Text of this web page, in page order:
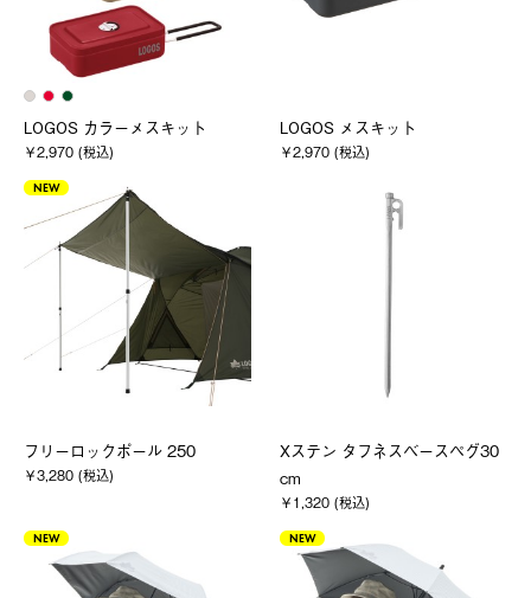
LOGOS カラーメスキット
￥2,970 (税込)
LOGOS メスキット
￥2,970 (税込)
NEW
フリーロックポール 250
￥3,280 (税込)
Xステン タフネスベースペグ30
cm
￥1,320 (税込)
NEW NEW